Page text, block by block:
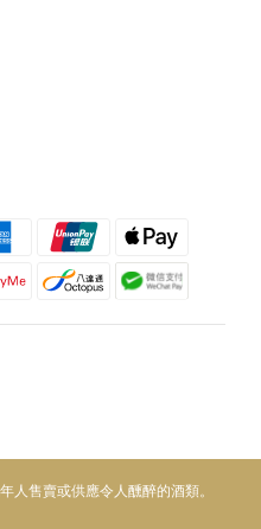
人售賣或供應令人醺醉的酒類。